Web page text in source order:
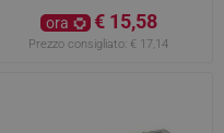
ora € 15,58
Prezzo consigliato: € 17,14